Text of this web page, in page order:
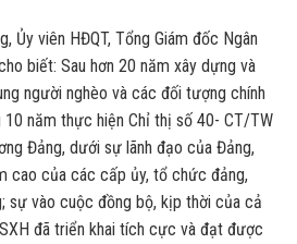
Ủy viên HĐQT, Tổng Giám đốc Ngân
biết: Sau hơn 20 năm xây dựng và
người nghèo và các đối tượng chính
10 năm thực hiện Chỉ thị số 40- CT/TW
Đảng, dưới sự lãnh đạo của Đảng,
cao của các cấp ủy, tổ chức đảng,
sự vào cuộc đồng bộ, kịp thời của cả
đã triển khai tích cực và đạt được